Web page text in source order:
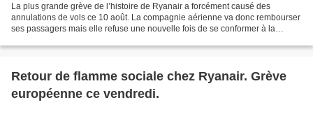
La plus grande grève de l’histoire de Ryanair a forcément causé des
annulations de vols ce 10 août. La compagnie aérienne va donc rembourser
ses passagers mais elle refuse une nouvelle fois de se conformer à la
Retour de flamme sociale chez Ryanair. Grève
européenne ce vendredi.